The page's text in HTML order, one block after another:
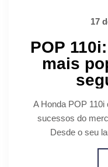
17
POP
mais
A Honda POP
sucessos do
Desde o seu